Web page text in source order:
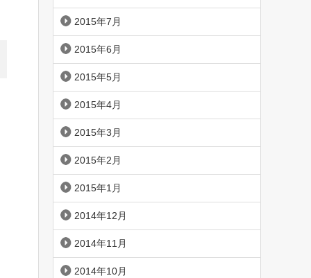
2015年7月
2015年6月
2015年5月
2015年4月
2015年3月
2015年2月
2015年1月
2014年12月
2014年11月
2014年10月